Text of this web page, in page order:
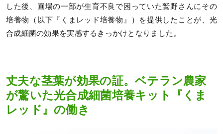
した後、圃場の一部が生育不良で困っていた鷲野さんにその
培養物（以下『くまレッド培養物』）を提供したことが、光
合成細菌の効果を実感するきっかけとなりました。
丈夫な茎葉が効果の証。ベテラン農家
が驚いた光合成細菌培養キット『くま
レッド』の働き